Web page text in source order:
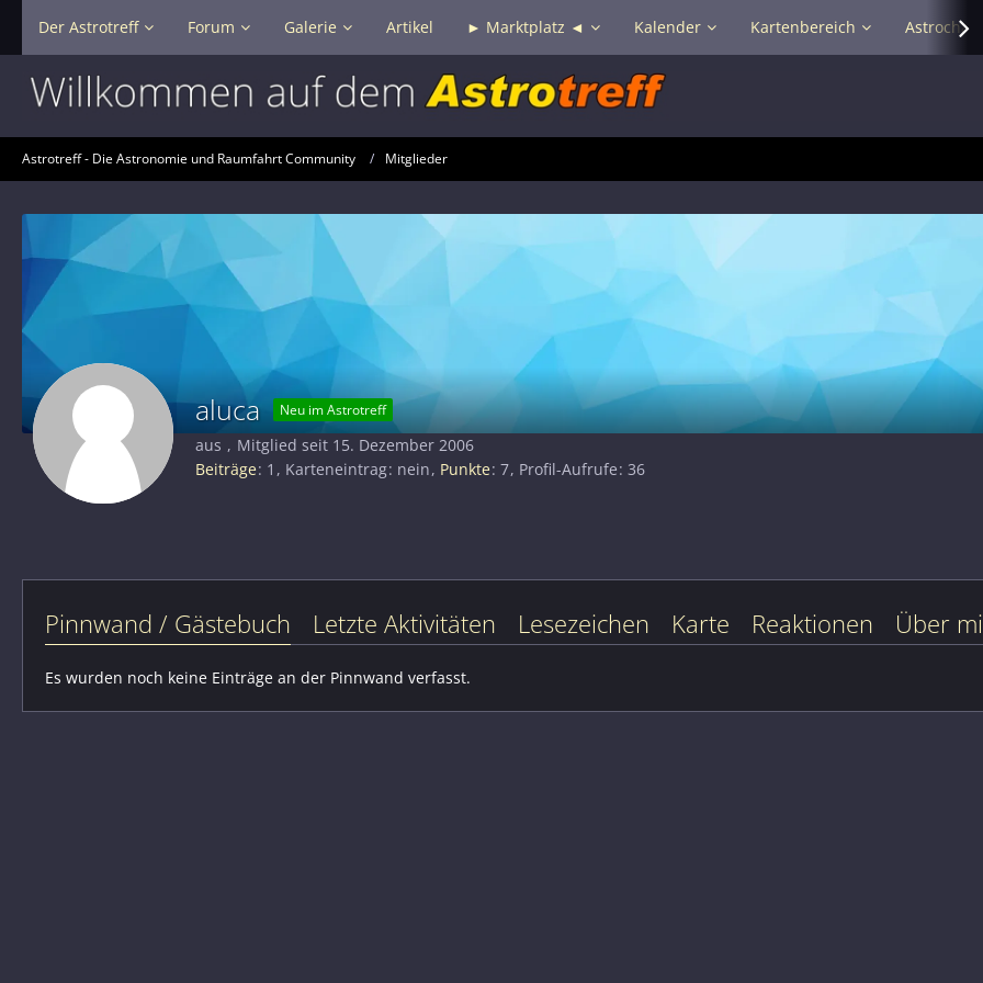
Der Astrotreff Forum Galerie Artikel ► Marktplatz ◄ Kalender Kartenbereich Astrochat
Astrotreff - Die Astronomie und Raumfahrt Community Mitglieder
aluca Neu im Astrotreff
aus
Mitglied seit 15. Dezember 2006
Beiträge 1 Karteneintrag nein Punkte 7 Profil-Aufrufe 36
Pinnwand / Gästebuch Letzte Aktivitäten Lesezeichen Karte Reaktionen Über
Es wurden noch keine Einträge an der Pinnwand verfasst.